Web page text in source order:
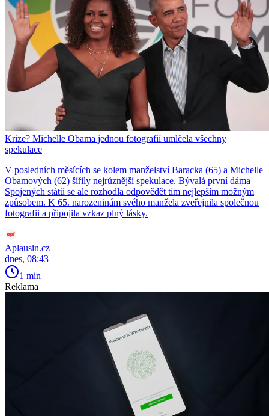
Krize? Michelle Obama jednou fotografií umlčela všechny
spekulace
V posledních měsících se kolem manželství Baracka (65) a Michelle
Obamových (62) šířily nejrůznější spekulace. Bývalá první dáma
Spojených států se ale rozhodla odpovědět tím nejlepším možným
způsobem. K 65. narozeninám svého manžela zveřejnila společnou
fotografii a připojila vzkaz plný lásky.
Aplausin.cz
dnes, 08:43
1 min
Reklama